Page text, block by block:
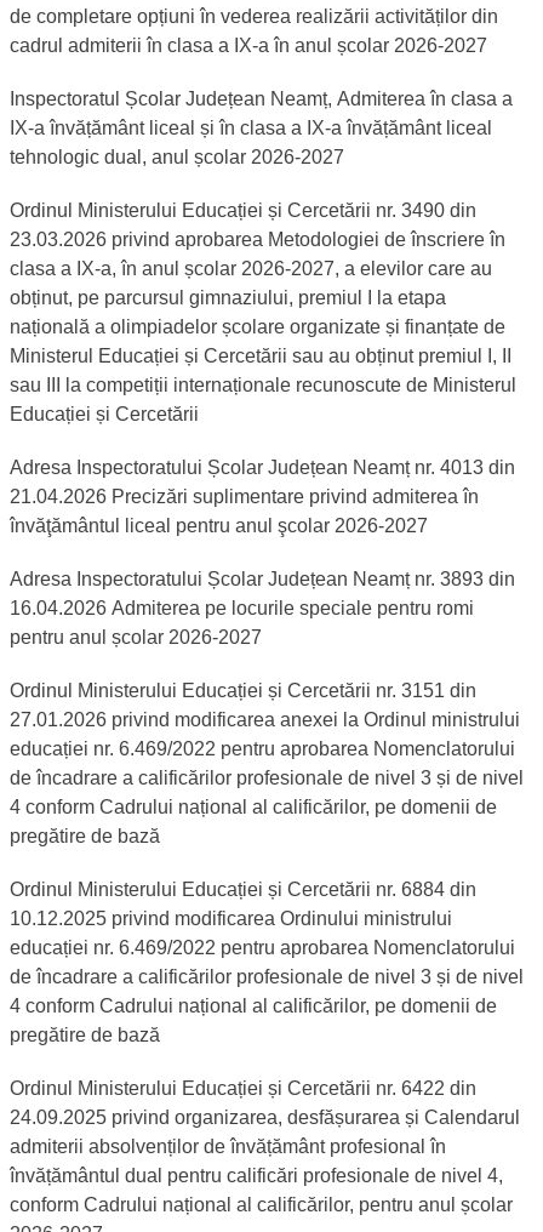
de completare opțiuni în vederea realizării activităților din
cadrul admiterii în clasa a IX-a în anul școlar 2026-2027
Inspectoratul Școlar Județean Neamț, Admiterea în clasa a
IX-a învățământ liceal și în clasa a IX-a învățământ liceal
tehnologic dual, anul școlar 2026-2027
Ordinul Ministerului Educației și Cercetării nr. 3490 din
23.03.2026 privind aprobarea Metodologiei de înscriere în
clasa a IX-a, în anul școlar 2026-2027, a elevilor care au
obținut, pe parcursul gimnaziului, premiul I la etapa
națională a olimpiadelor școlare organizate și finanțate de
Ministerul Educației și Cercetării sau au obținut premiul I, II
sau III la competiții internaționale recunoscute de Ministerul
Educației și Cercetării
Adresa Inspectoratului Școlar Județean Neamț nr. 4013 din
21.04.2026 Precizări suplimentare privind admiterea în
învăţământul liceal pentru anul şcolar 2026-2027
Adresa Inspectoratului Școlar Județean Neamț nr. 3893 din
16.04.2026 Admiterea pe locurile speciale pentru romi
pentru anul școlar 2026-2027
Ordinul Ministerului Educației și Cercetării nr. 3151 din
27.01.2026 privind modificarea anexei la Ordinul ministrului
educației nr. 6.469/2022 pentru aprobarea Nomenclatorului
de încadrare a calificărilor profesionale de nivel 3 și de nivel
4 conform Cadrului național al calificărilor, pe domenii de
pregătire de bază
Ordinul Ministerului Educației și Cercetării nr. 6884 din
10.12.2025 privind modificarea Ordinului ministrului
educației nr. 6.469/2022 pentru aprobarea Nomenclatorului
de încadrare a calificărilor profesionale de nivel 3 și de nivel
4 conform Cadrului național al calificărilor, pe domenii de
pregătire de bază
Ordinul Ministerului Educației și Cercetării nr. 6422 din
24.09.2025 privind organizarea, desfășurarea și Calendarul
admiterii absolvenților de învățământ profesional în
învățământul dual pentru calificări profesionale de nivel 4,
conform Cadrului național al calificărilor, pentru anul școlar